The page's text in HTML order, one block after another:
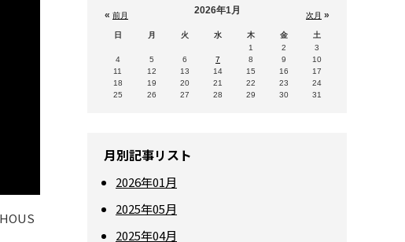
« 前月 次月 »
2026年1月
日 月 火 水 木 金
土
1
2
3
4
5 6 7 8 9
10
11
12 13 14 15 16
17
18
19 20 21 22 23
24
25
26 27 28 29 30 31
月別記事リスト
2026年01月
2025年05月
2025年04月